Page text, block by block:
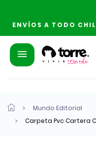
ENVÍOS A TODO
Mundo Editorial
Carpeta Pvc Cartera